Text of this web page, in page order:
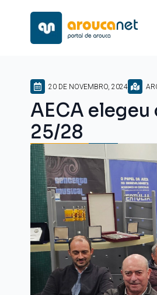
20 DE NOVEMBRO, 2024
AECA
25/28